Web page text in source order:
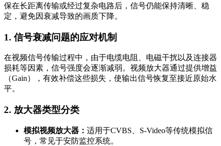
保在长距离传输或经过复杂电路后，信号仍能保持清晰、稳
定，避免因衰减导致的画质下降。
1. 信号衰减问题的应对机制
在视频信号传输过程中，由于电缆电阻、电磁干扰以及连接器
损耗等因素，信号强度会逐渐减弱。视频放大器通过提供增益
（Gain），有效补偿这些损失，使输出信号恢复至接近原始水
平。
2. 放大器类型分类
模拟视频放大器： 适用于CVBS、S-Video等传统模拟信
号，常见于安防监控系统。